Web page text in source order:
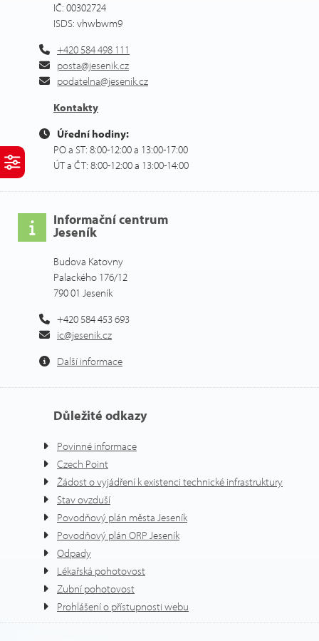
IČ: 00302724
ISDS: vhwbwm9
+420 584 498 111
posta@jesenik.cz
podatelna@jesenik.cz
Kontakty
Úřední hodiny:
PO a ST: 8:00-12:00 a 13:00-17:00
ÚT a ČT: 8:00-12:00 a 13:00-14:00
Informační centrum
Jeseník
Budova Katovny
Palackého 176/12
790 01 Jeseník
+420 584 453 693
ic@jesenik.cz
Další informace
Důležité odkazy
Povinné informace
Czech Point
Žádost o vyjádření k existenci technické infrastruktury
Stav ovzduší
Povodňový plán města Jeseník
Povodňový plán ORP Jeseník
Odpady
Lékařská pohotovost
Zubní pohotovost
Prohlášení o přístupnosti webu